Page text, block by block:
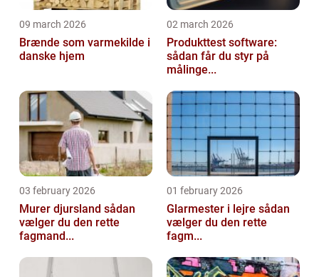
09 march 2026
Brænde som varmekilde i
danske hjem
02 march 2026
Produkttest software:
sådan får du styr på
målinge...
03 february 2026
Murer djursland sådan
vælger du den rette
fagmand...
01 february 2026
Glarmester i lejre sådan
vælger du den rette
fagm...